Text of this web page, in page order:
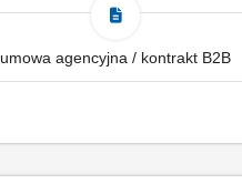
umowa agencyjna / kontrakt B2B